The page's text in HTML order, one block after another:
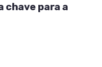
chave para a